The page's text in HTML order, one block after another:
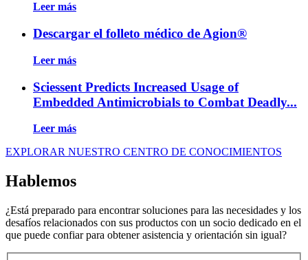
Leer más
Descargar el folleto médico de Agion®
Leer más
Sciessent Predicts Increased Usage of
Embedded Antimicrobials to Combat Deadly...
Leer más
EXPLORAR NUESTRO CENTRO DE CONOCIMIENTOS
Hablemos
¿Está preparado para encontrar soluciones para las necesidades y los
desafíos relacionados con sus productos con un socio dedicado en el
que puede confiar para obtener asistencia y orientación sin igual?